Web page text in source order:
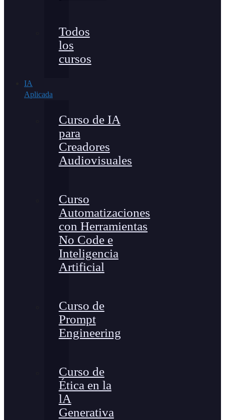
Todos
los
cursos
IA
Aplicada
Curso de IA
para
Creadores
Audiovisuales
Curso
Automatizaciones
con Herramientas
No Code e
Inteligencia
Artificial
Curso de
Prompt
Engineering
Curso de
Ética en la
lA
Generativa